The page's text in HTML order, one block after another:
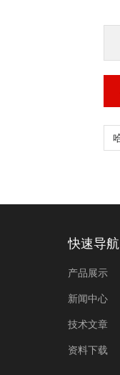
快速导航
产品展示
新闻中心
技术文章
资料下载